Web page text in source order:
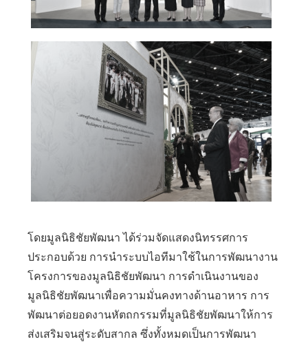
โดยมูลนิธิชัยพัฒนา ได้ร่วมจัดแสดงนิทรรศการ
ประกอบด้วย การนำระบบไอทีมาใช้ในการพัฒนางาน
โครงการของมูลนิธิชัยพัฒนา การดำเนินงานของ
มูลนิธิชัยพัฒนาเพื่อความมั่นคงทางด้านอาหาร การ
พัฒนาต่อยอดงานหัตถกรรมที่มูลนิธิชัยพัฒนาให้การ
ส่งเสริมจนสู่ระดับสากล ซึ่งทั้งหมดเป็นการพัฒนา